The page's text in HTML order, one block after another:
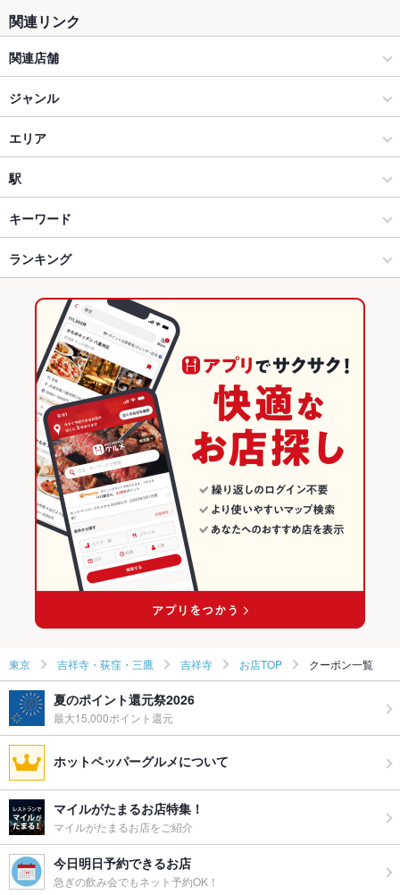
関連リンク
関連店舗
完全個室完備 焼肉・しゃぶしゃぶ・すき焼き食べ放題 にくみつ～
ジャンル
居酒屋
洋・和洋・各国料理・その他
吉祥寺・荻窪・三鷹 × 居酒屋
吉祥寺・荻窪・三鷹 × 洋・和洋・各国料理・その他
吉祥寺駅 × 居酒屋
吉祥寺駅 × 洋・和洋・各国料理・その他
ダイニングバー・バル
洋・和洋・各国料理・その他
吉祥寺・荻窪・三鷹 × ダイニングバー・バル
吉祥寺・荻窪・三鷹 × 洋・和洋・各国料理・その他
吉祥寺駅 × ダイニングバー・バル
吉祥寺駅 × 洋・和洋・各国料理・その他
エリア
吉祥寺
吉祥寺 × 居酒屋
吉祥寺 × 洋・和洋・各国料理・その他
吉祥寺 × ダイニングバー・バル
吉祥寺 × 洋・和洋・各国料理・その他
東京 × 居酒屋
東京 × 洋・和洋・各国料理・その他
東京 × ダイニングバー・バル
東京 × 洋・和洋・各国料理・その他
駅
吉祥寺駅
キーワード
からあげ
バーニャカウダ パスタ
パエリア 生ハム ハラミステーキ
ランキング
東京のグルメランキング
東京の居酒屋ランキング
吉祥寺・荻窪・三鷹のグルメランキング
吉祥寺・荻窪・三鷹の居酒屋ランキング
吉祥寺のグルメランキング
吉祥寺の居酒屋ランキング
東京 吉祥寺・荻窪・三鷹 吉祥寺 お店TOP クーポン一覧
夏のポイント還元祭2026
最大15,000ポイント還元
ホットペッパーグルメについて
マイルがたまるお店特集！
マイルがたまるお店をご紹介
今日明日予約できるお店
急ぎの飲み会でもネット予約OK！